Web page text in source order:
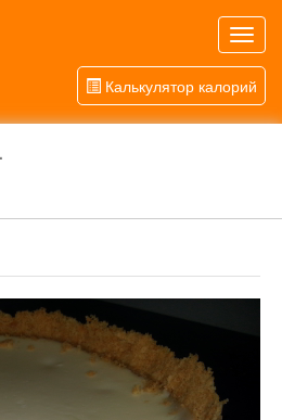
Калькулятор калорий